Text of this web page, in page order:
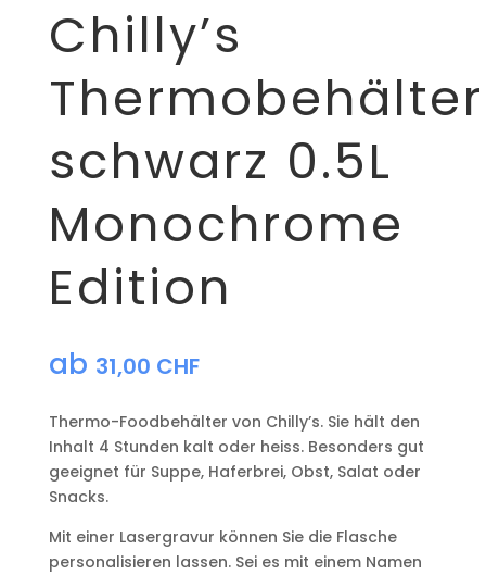
Chilly’s
Thermobehälter
schwarz 0.5L
Monochrome
Edition
ab 31,00 CHF
Thermo-Foodbehälter von Chilly’s. Sie hält den
Inhalt 4 Stunden kalt oder heiss. Besonders gut
geeignet für Suppe, Haferbrei, Obst, Salat oder
Snacks.
Mit einer Lasergravur können Sie die Flasche
personalisieren lassen. Sei es mit einem Namen